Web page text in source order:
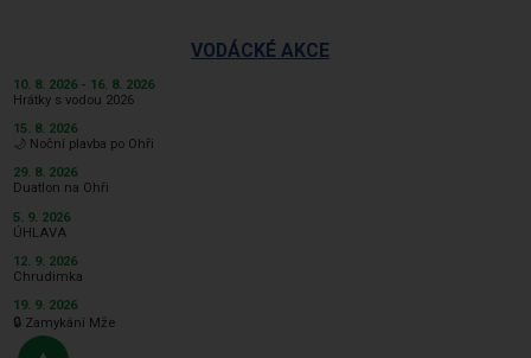
VODÁCKÉ AKCE
10. 8. 2026 - 16. 8. 2026
Hrátky s vodou 2026
15. 8. 2026
🌙 Noční plavba po Ohři
29. 8. 2026
Duatlon na Ohři
5. 9. 2026
ÚHLAVA
12. 9. 2026
Chrudimka
19. 9. 2026
🔒 Zamykání Mže